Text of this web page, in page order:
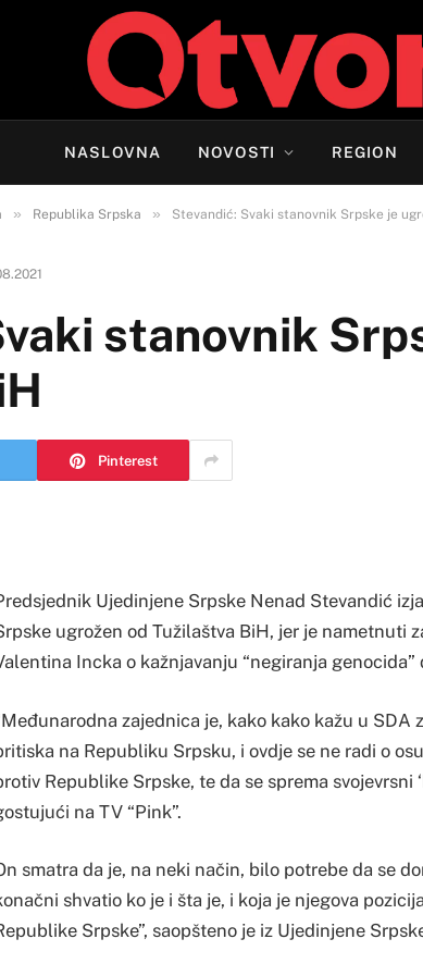
NASLOVNA NOVOSTI REGION
» Republika Srpska » Stevandić: Svaki stanovnik Srpske je
stanovnik
Pinterest
Ujedinjene Srpske Nenad Stevandić
ugrožen od Tužilaštva BiH, jer je nametnuti
Incka o kažnjavanju “negiranja
zajednica je, kako kako kažu u SDA
na Republiku Srpsku, i ovdje se ne radi o
Republike Srpske, te da se sprema svojevrsni
na TV “Pink”.
smatra da je, na neki način, bilo potrebe da se
shvatio ko je i šta je, i koja je njegova
Srpske”, saopšteno je iz Ujedinjene